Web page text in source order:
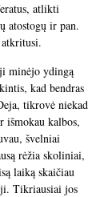
atlikti
atostogų ir pan.
minėjo ydingą
kad bendras
tikrovė niekad
išmokau kalbos,
švelniai
rėžia skoliniai,
laiką skaičiau
Tikriausiai jos